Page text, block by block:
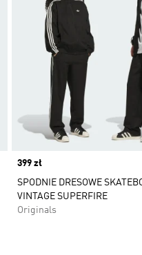
Price
399 zł
SPODNIE DRESOWE
VINTAGE SUPERFIRE
Originals